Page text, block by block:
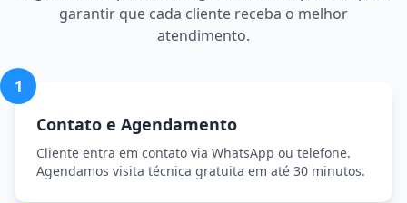
garantir que cada cliente receba o melhor
atendimento.
1
Contato e Agendamento
Cliente entra em contato via WhatsApp ou telefone.
Agendamos visita técnica gratuita em até 30 minutos.